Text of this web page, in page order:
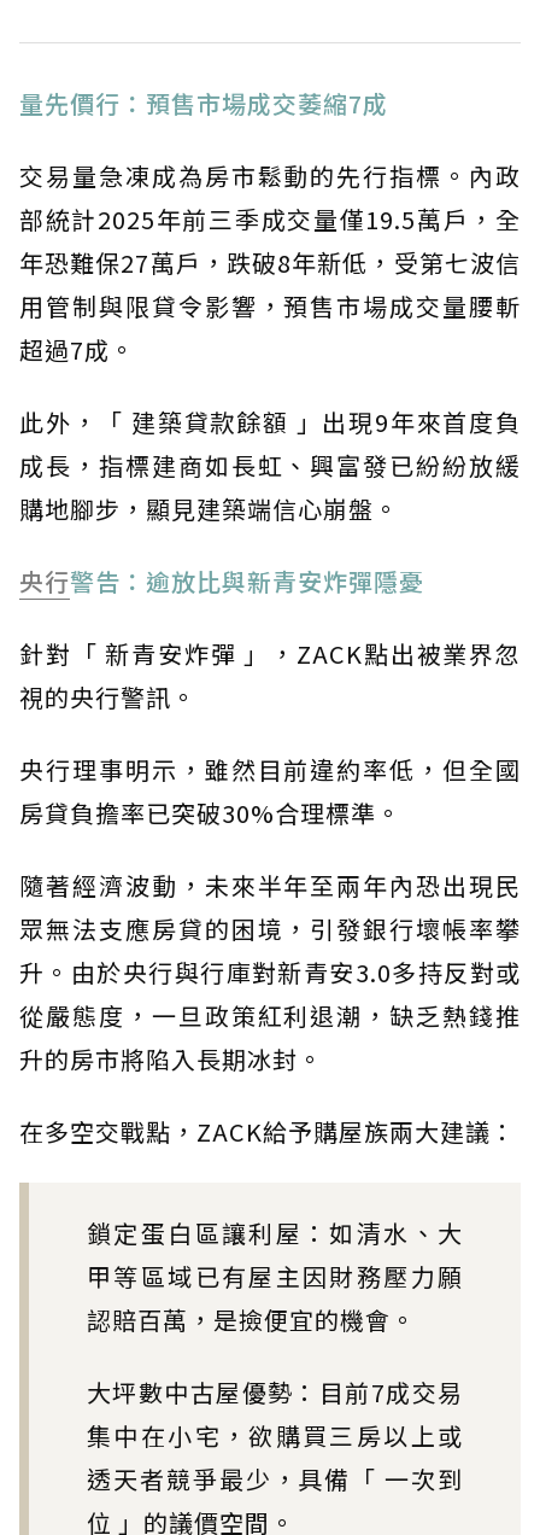
量先價行：預售市場成交萎縮7成
交易量急凍成為房市鬆動的先行指標。內政
部統計2025年前三季成交量僅19.5萬戶，全
年恐難保27萬戶，跌破8年新低，受第七波信
用管制與限貸令影響，預售市場成交量腰斬
超過7成。
此外，「 建築貸款餘額 」出現9年來首度負
成長，指標建商如長虹、興富發已紛紛放緩
購地腳步，顯見建築端信心崩盤。
央行警告：逾放比與新青安炸彈隱憂
針對「 新青安炸彈 」，ZACK點出被業界忽
視的央行警訊。
央行理事明示，雖然目前違約率低，但全國
房貸負擔率已突破30%合理標準。
隨著經濟波動，未來半年至兩年內恐出現民
眾無法支應房貸的困境，引發銀行壞帳率攀
升。由於央行與行庫對新青安3.0多持反對或
從嚴態度，一旦政策紅利退潮，缺乏熱錢推
升的房市將陷入長期冰封。
在多空交戰點，ZACK給予購屋族兩大建議：
鎖定蛋白區讓利屋：如清水、大
甲等區域已有屋主因財務壓力願
認賠百萬，是撿便宜的機會。
大坪數中古屋優勢：目前7成交易
集中在小宅，欲購買三房以上或
透天者競爭最少，具備「 一次到
位 」的議價空間。